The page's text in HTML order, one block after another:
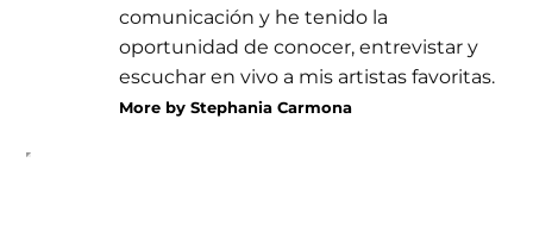
comunicación y he tenido la
oportunidad de conocer, entrevistar y
escuchar en vivo a mis artistas favoritas.
More by Stephania Carmona